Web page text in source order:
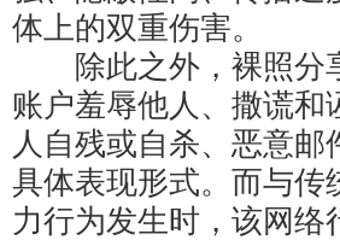
体上的双重伤害。
除此之外，裸照分
账户羞辱他人、撒谎和
人自残或自杀、恶意
具体表现形式。而与传
力行为发生时，该网